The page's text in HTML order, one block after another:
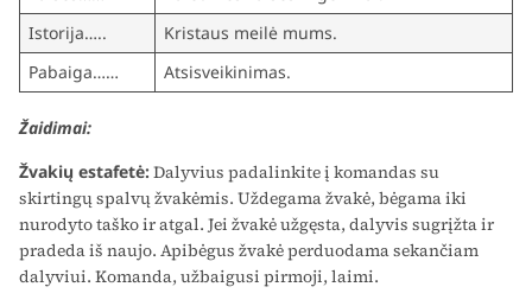
Istorija…..
Kristaus meilė mums.
Pabaiga……
Atsisveikinimas.
Žaidimai:
Žvakių estafetė:Dalyvius padalinkite į komandas su
skirtingų spalvų žvakėmis. Uždegama žvakė, bėgama iki
nurodyto taško ir atgal. Jei žvakė užgęsta, dalyvis sugrįžta ir
pradeda iš naujo. Apibėgus žvakė perduodama sekančiam
dalyviui. Komanda, užbaigusi pirmoji, laimi.